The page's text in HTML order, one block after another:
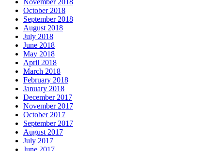
November 2018
October 2018
September 2018
August 2018
July 2018
June 2018
May 2018
April 2018
March 2018
February 2018
January 2018
December 2017
November 2017
October 2017
September 2017
August 2017
July 2017
June 2017